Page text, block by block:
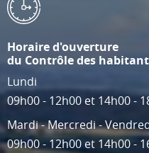
Horaire d'ouverture
du Contrôle des
Lundi
09h00 - 12h00 et 14h00 -
Mardi - Mercredi -
09h00 - 12h00 et 14h00 -